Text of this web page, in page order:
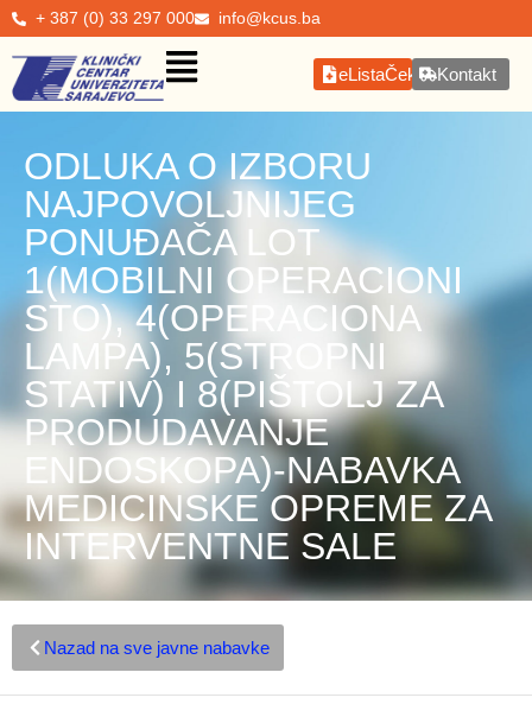
+ 387 (0) 33 297 000 info@kcus.ba
eListaČekanjaKontakt
ODLUKA O IZBORU
NAJPOVOLJNIJEG
PONUĐAČA LOT
1(MOBILNI OPERACIONI
STO), 4(OPERACIONA
LAMPA), 5(STROPNI
STATIV) I 8(PIŠTOLJ ZA
PRODUDAVANJE
ENDOSKOPA)-NABAVKA
MEDICINSKE OPREME ZA
INTERVENTNE SALE
Nazad na sve javne nabavke